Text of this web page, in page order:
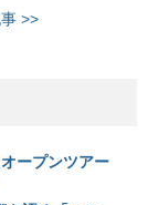
>>
ープンツアー